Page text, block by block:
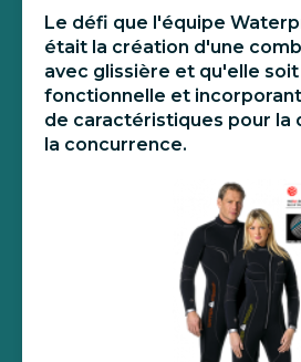
Le défi que l'équipe
était la création d'une
avec glissière et qu'elle soit
fonctionnelle et
de caractéristiques pour la
la concurrence.